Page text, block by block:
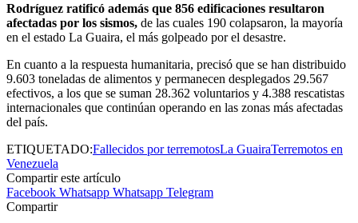
Rodríguez ratificó además que 856 edificaciones resultaron
afectadas por los sismos, de las cuales 190 colapsaron, la mayoría
en el estado La Guaira, el más golpeado por el desastre.
En cuanto a la respuesta humanitaria, precisó que se han distribuido
9.603 toneladas de alimentos y permanecen desplegados 29.567
efectivos, a los que se suman 28.362 voluntarios y 4.388 rescatistas
internacionales que continúan operando en las zonas más afectadas
del país.
ETIQUETADO:Fallecidos por terremotosLa GuairaTerremotos en
Venezuela
Compartir este artículo
Facebook Whatsapp Whatsapp Telegram
Compartir